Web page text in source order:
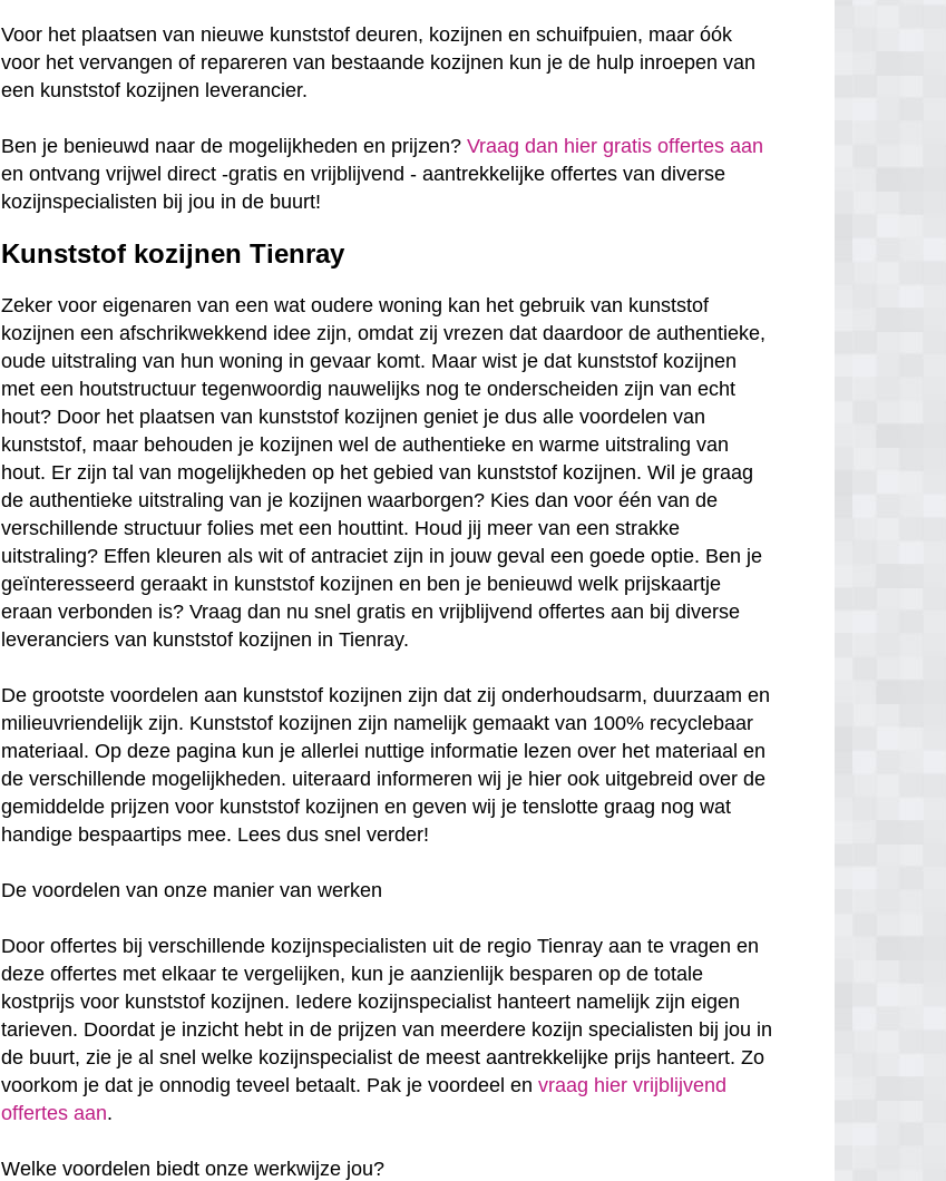
Voor het plaatsen van nieuwe kunststof deuren, kozijnen en schuifpuien, maar óók
voor het vervangen of repareren van bestaande kozijnen kun je de hulp inroepen van
een kunststof kozijnen leverancier.
Ben je benieuwd naar de mogelijkheden en prijzen?Vraag dan hier gratis offertes aan
en ontvang vrijwel direct -gratis en vrijblijvend - aantrekkelijke offertes van diverse
kozijnspecialisten bij jou in de buurt!
Kunststof kozijnen Tienray
Zeker voor eigenaren van een wat oudere woning kan het gebruik van kunststof
kozijnen een afschrikwekkend idee zijn, omdat zij vrezen dat daardoor de authentieke,
oude uitstraling van hun woning in gevaar komt. Maar wist je dat kunststof kozijnen
met een houtstructuur tegenwoordig nauwelijks nog te onderscheiden zijn van echt
hout? Door het plaatsen van kunststof kozijnen geniet je dus alle voordelen van
kunststof, maar behouden je kozijnen wel de authentieke en warme uitstraling van
hout. Er zijn tal van mogelijkheden op het gebied van kunststof kozijnen. Wil je graag
de authentieke uitstraling van je kozijnen waarborgen? Kies dan voor één van de
verschillende structuur folies met een houttint. Houd jij meer van een strakke
uitstraling? Effen kleuren als wit of antraciet zijn in jouw geval een goede optie. Ben je
geïnteresseerd geraakt in kunststof kozijnen en ben je benieuwd welk prijskaartje
eraan verbonden is? Vraag dan nu snel gratis en vrijblijvend offertes aan bij diverse
leveranciers van kunststof kozijnen in Tienray.
De grootste voordelen aan kunststof kozijnen zijn dat zij onderhoudsarm, duurzaam en
milieuvriendelijk zijn. Kunststof kozijnen zijn namelijk gemaakt van 100% recyclebaar
materiaal. Op deze pagina kun je allerlei nuttige informatie lezen over het materiaal en
de verschillende mogelijkheden. uiteraard informeren wij je hier ook uitgebreid over de
gemiddelde prijzen voor kunststof kozijnen en geven wij je tenslotte graag nog wat
handige bespaartips mee. Lees dus snel verder!
De voordelen van onze manier van werken
Door offertes bij verschillende kozijnspecialisten uit de regio Tienray aan te vragen en
deze offertes met elkaar te vergelijken, kun je aanzienlijk besparen op de totale
kostprijs voor kunststof kozijnen. Iedere kozijnspecialist hanteert namelijk zijn eigen
tarieven. Doordat je inzicht hebt in de prijzen van meerdere kozijn specialisten bij jou in
de buurt, zie je al snel welke kozijnspecialist de meest aantrekkelijke prijs hanteert. Zo
voorkom je dat je onnodig teveel betaalt. Pak je voordeel envraag hier vrijblijvend
offertes aan.
Welke voordelen biedt onze werkwijze jou?